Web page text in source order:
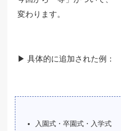
変わります。
▶ 具体的に追加された例：
入園式・卒園式・入学式